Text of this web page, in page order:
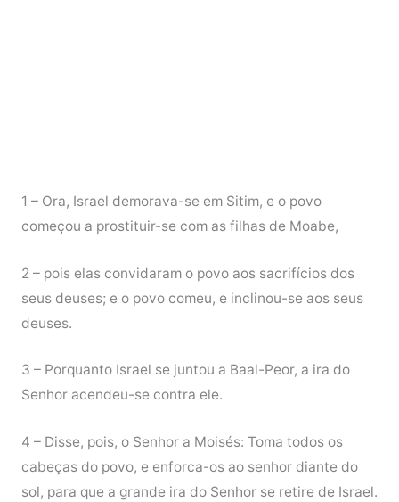
1 – Ora, Israel demorava-se em Sitim, e o povo
começou a prostituir-se com as filhas de Moabe,
2 – pois elas convidaram o povo aos sacrifícios dos
seus deuses; e o povo comeu, e inclinou-se aos seus
deuses.
3 – Porquanto Israel se juntou a Baal-Peor, a ira do
Senhor acendeu-se contra ele.
4 – Disse, pois, o Senhor a Moisés: Toma todos os
cabeças do povo, e enforca-os ao senhor diante do
sol, para que a grande ira do Senhor se retire de Israel.